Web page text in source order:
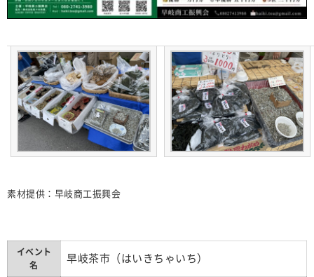
素材提供：早岐商工振興会
イベント
名
早岐茶市（はいきちゃいち）